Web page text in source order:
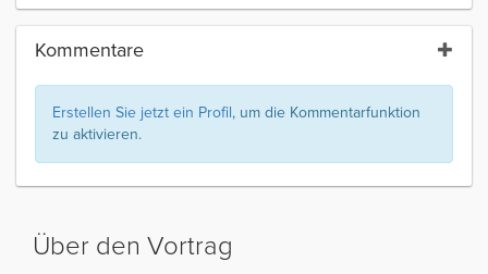
Kommentare
Erstellen Sie jetzt ein Profil, um die Kommentarfunktion
zu aktivieren.
Über den Vortrag